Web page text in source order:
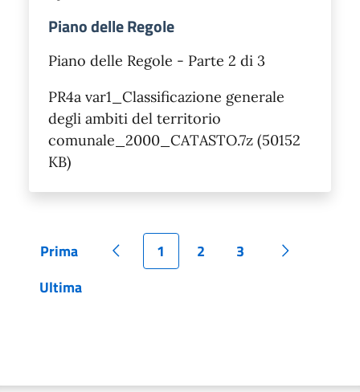
Piano delle Regole
Piano delle Regole - Parte 2 di 3
PR4a var1_Classificazione generale
degli ambiti del territorio
comunale_2000_CATASTO.7z (50152
KB)
Pagina
Prima Pagina precedente
Pagina
1 Pagina
2 Pagina
3
Pagina
Pagina
Ultima